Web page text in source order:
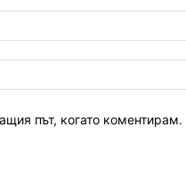
път, когато коментирам.